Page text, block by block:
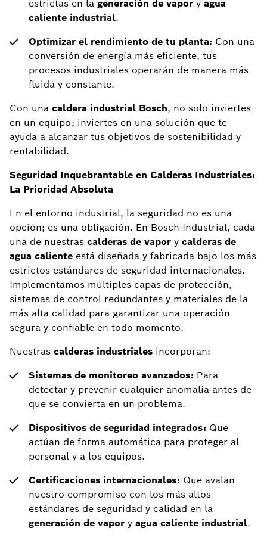
estrictas en la generación de vapor y agua
caliente industrial.
Optimizar el rendimiento de tu planta: Con una
conversión de energía más eficiente, tus
procesos industriales operarán de manera más
fluida y constante.
Con una caldera industrial Bosch, no solo inviertes
en un equipo; inviertes en una solución que te
ayuda a alcanzar tus objetivos de sostenibilidad y
rentabilidad.
Seguridad Inquebrantable en Calderas Industriales:
La Prioridad Absoluta
En el entorno industrial, la seguridad no es una
opción; es una obligación. En Bosch Industrial, cada
una de nuestras calderas de vapor y calderas de
agua caliente está diseñada y fabricada bajo los más
estrictos estándares de seguridad internacionales.
Implementamos múltiples capas de protección,
sistemas de control redundantes y materiales de la
más alta calidad para garantizar una operación
segura y confiable en todo momento.
Nuestras calderas industriales incorporan:
Sistemas de monitoreo avanzados: Para
detectar y prevenir cualquier anomalía antes de
que se convierta en un problema.
Dispositivos de seguridad integrados: Que
actúan de forma automática para proteger al
personal y a los equipos.
Certificaciones internacionales: Que avalan
nuestro compromiso con los más altos
estándares de seguridad y calidad en la
generación de vapor y agua caliente industrial.